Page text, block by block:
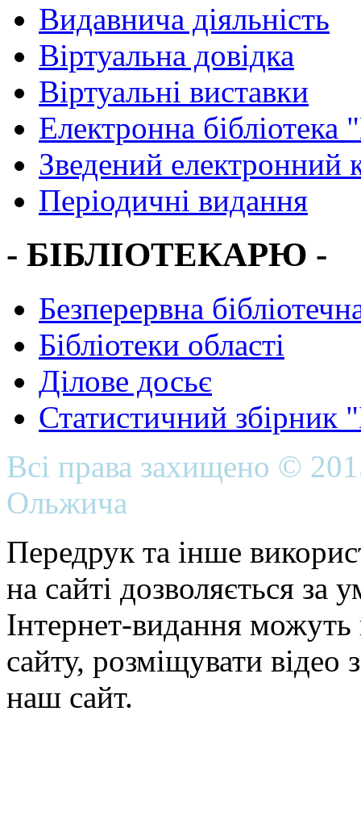
Видавнича діяльність
Віртуальна довідка
Віртуальні виставки
Електронна
Зведений електронний
Періодичні видання
- БІБЛІОТЕКАРЮ -
Безперервна
Бібліотеки області
Ділове досьє
Статистичний
Всі права захищено ©
Ольжича
Передрук та інше
на сайті дозволяється
Інтернет-видання можуть
сайту, розміщувати відео
наш сайт.